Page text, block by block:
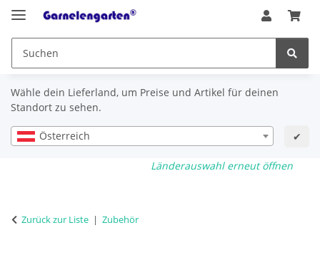
Wähle dein Lieferland, um Preise und Artikel für deinen
Standort zu sehen.
Österreich ✔
Länderauswahl erneut öffnen
Zurück zur Liste Zubehör